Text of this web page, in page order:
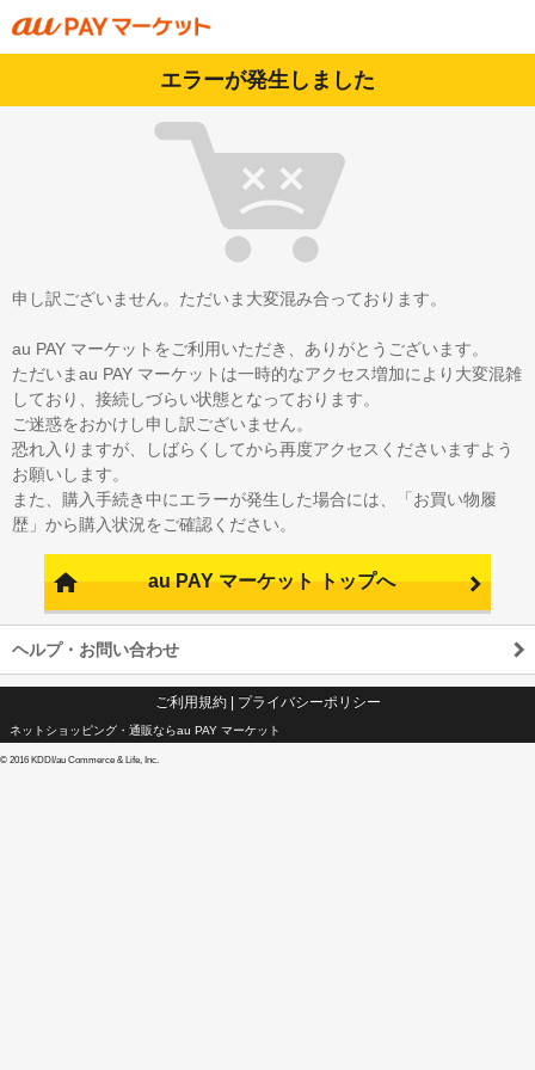
エラーが発生しました
申し訳ございません。ただいま大変混み合っております。
au PAY マーケットをご利用いただき、ありがとうございます。
ただいまau PAY マーケットは一時的なアクセス増加により大変混雑
しており、接続しづらい状態となっております。
ご迷惑をおかけし申し訳ございません。
恐れ入りますが、しばらくしてから再度アクセスくださいますよう
お願いします。
また、購入手続き中にエラーが発生した場合には、「お買い物履
歴」から購入状況をご確認ください。
au PAY マーケット トップへ
ヘルプ・お問い合わせ
ご利用規約| プライバシーポリシー
ネットショッピング・通販ならau PAY マーケット
© 2016 KDDI/au Commerce & Life, Inc.